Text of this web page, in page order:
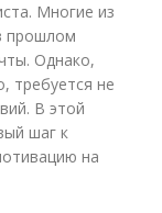
Многие из
прошлом
Однако,
требуется не
В этой
шаг к
на